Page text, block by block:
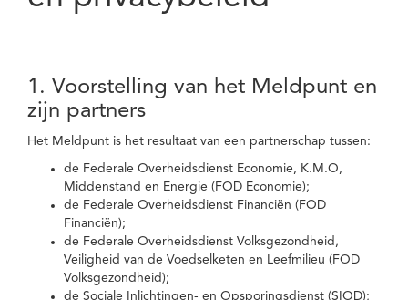
1. Voorstelling van het Meldpunt en
zijn partners
Het Meldpunt is het resultaat van een partnerschap tussen:
de Federale Overheidsdienst Economie, K.M.O,
Middenstand en Energie (FOD Economie);
de Federale Overheidsdienst Financiën (FOD
Financiën);
de Federale Overheidsdienst Volksgezondheid,
Veiligheid van de Voedselketen en Leefmilieu (FOD
Volksgezondheid);
de Sociale Inlichtingen- en Opsporingsdienst (SIOD);